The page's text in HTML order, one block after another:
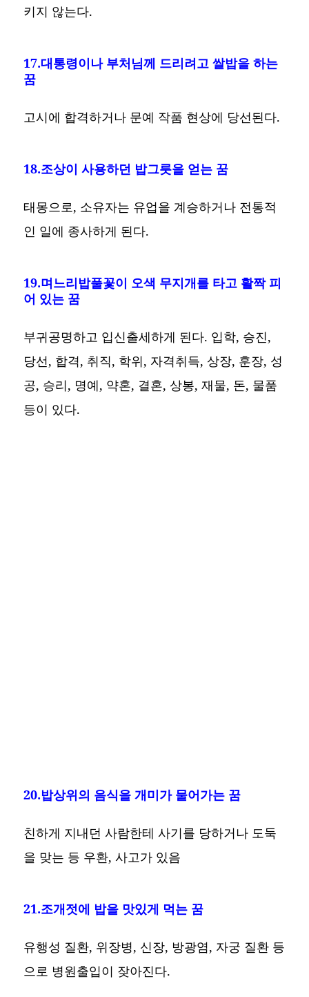
키지 않는다.
17.대통령이나 부처님께 드리려고 쌀밥을 하는
꿈
고시에 합격하거나 문예 작품 현상에 당선된다.
18.조상이 사용하던 밥그릇을 얻는 꿈
태몽으로, 소유자는 유업을 계승하거나 전통적
인 일에 종사하게 된다.
19.며느리밥풀꽃이 오색 무지개를 타고 활짝 피
어 있는 꿈
부귀공명하고 입신출세하게 된다. 입학, 승진,
당선, 합격, 취직, 학위, 자격취득, 상장, 훈장, 성
공, 승리, 명예, 약혼, 결혼, 상봉, 재물, 돈, 물품
등이 있다.
20.밥상위의 음식을 개미가 물어가는 꿈
친하게 지내던 사람한테 사기를 당하거나 도둑
을 맞는 등 우환, 사고가 있음
21.조개젓에 밥을 맛있게 먹는 꿈
유행성 질환, 위장병, 신장, 방광염, 자궁 질환 등
으로 병원출입이 잦아진다.